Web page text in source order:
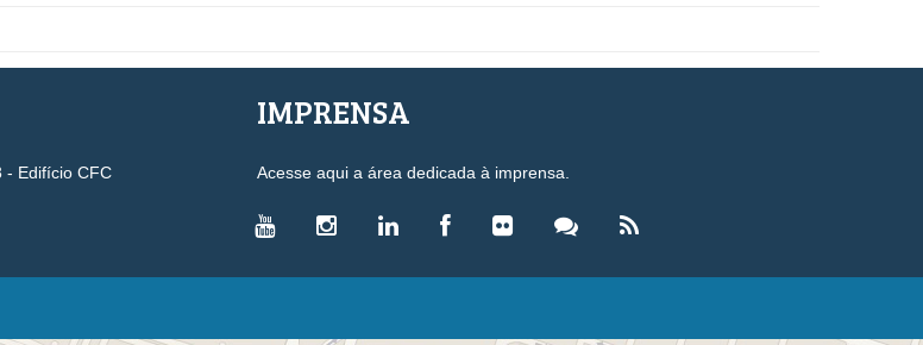
- Edifício CFC
IMPRENSA
Acesse aqui a área dedicada à imprensa.